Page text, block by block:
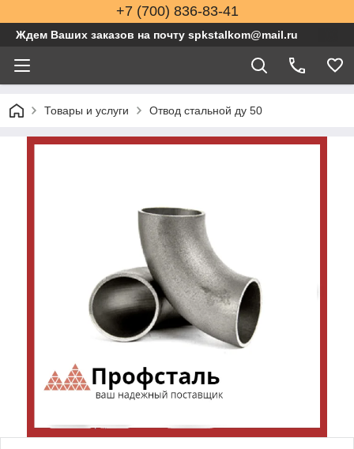
+7 (700) 836-83-41
Ждем Ваших заказов на почту spkstalkom@mail.ru
Товары и услуги Отвод стальной ду 50